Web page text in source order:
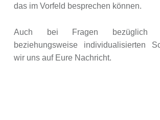
das im Vorfeld besprechen können.
Auch bei Fragen bezüglich
beziehungsweise individualisierten
wir uns auf Eure Nachricht.